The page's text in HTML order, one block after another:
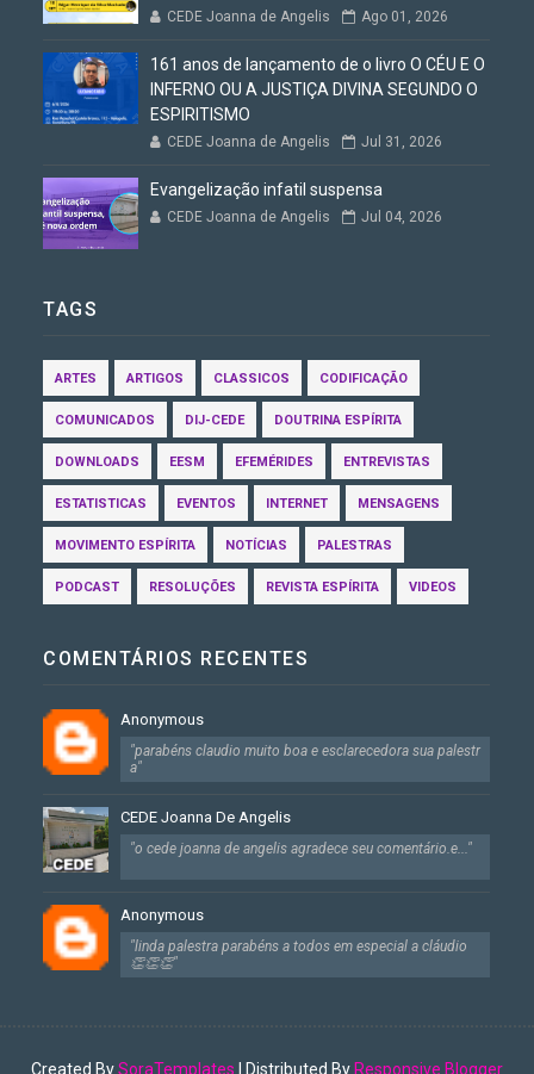
CEDE Joanna de Angelis Ago 01, 2026
161 anos de lançamento de o livro O CÉU E O
INFERNO OU A JUSTIÇA DIVINA SEGUNDO O
ESPIRITISMO
CEDE Joanna de Angelis Jul 31, 2026
Evangelização infatil suspensa
CEDE Joanna de Angelis Jul 04, 2026
TAGS
ARTES ARTIGOS CLASSICOS CODIFICAÇÃO
COMUNICADOS DIJ-CEDE DOUTRINA ESPÍRITA
DOWNLOADS EESM EFEMÉRIDES ENTREVISTAS
ESTATISTICAS EVENTOS INTERNET MENSAGENS
MOVIMENTO ESPÍRITA NOTÍCIAS PALESTRAS
PODCAST RESOLUÇÕES REVISTA ESPÍRITA VIDEOS
COMENTÁRIOS RECENTES
Anonymous
"parabéns claudio muito boa e esclarecedora sua palestr
a"
CEDE Joanna De Angelis
"o cede joanna de angelis agradece seu comentário.e..."
Anonymous
"linda palestra parabéns a todos em especial a cláudio
👏👏👏"
Created BySoraTemplates | Distributed By Responsive Blogger